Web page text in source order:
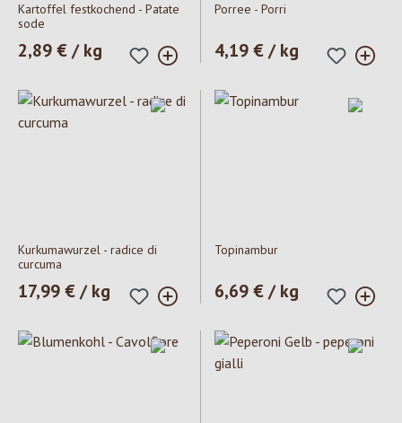
Kartoffel festkochend - Patate
sode
Prezzo normale:
2,89 € / kg
Porree - Porri
Prezzo normale:
4,19 € / kg
Kurkumawurzel - radice di
curcuma
Prezzo normale:
17,99 € / kg
Topinambur
Prezzo normale:
6,69 € / kg